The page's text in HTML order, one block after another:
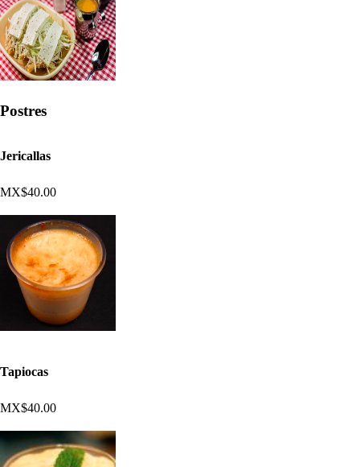
Postres
Jericallas
MX$40.00
Tapiocas
MX$40.00